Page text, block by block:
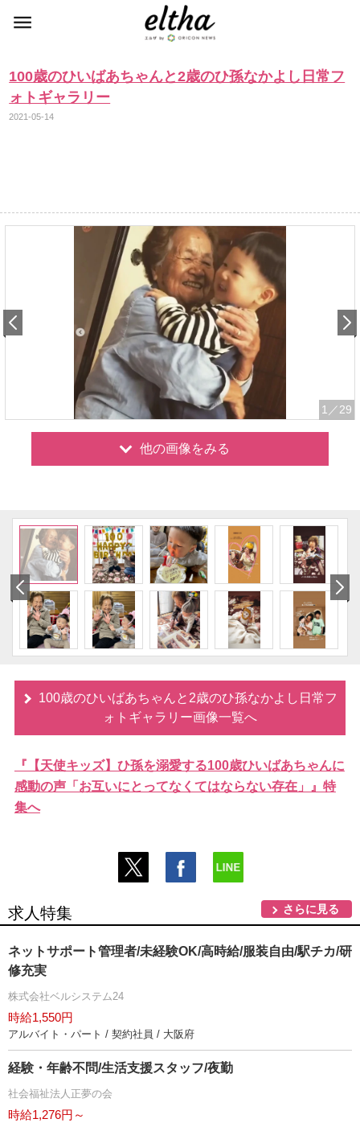
100歳のひいばあちゃんと2歳のひ孫なかよし日常フ
ォトギャラリー
2021-05-14
1 ／29
他の画像をみる
100歳のひいばあちゃんと2歳のひ孫なかよし日常フ
ォトギャラリー画像一覧へ
『【天使キッズ】ひ孫を溺愛する100歳ひいばあちゃんに
感動の声「お互いにとってなくてはならない存在」』特
集へ
求人特集 さらに見る
ネットサポート管理者/未経験OK/高時給/服装自由/駅チカ/研
修充実
株式会社ベルシステム24
時給1,550円
アルバイト・パート / 契約社員 / 大阪府
経験・年齢不問/生活支援スタッフ/夜勤
社会福祉法人正夢の会
時給1,276円～